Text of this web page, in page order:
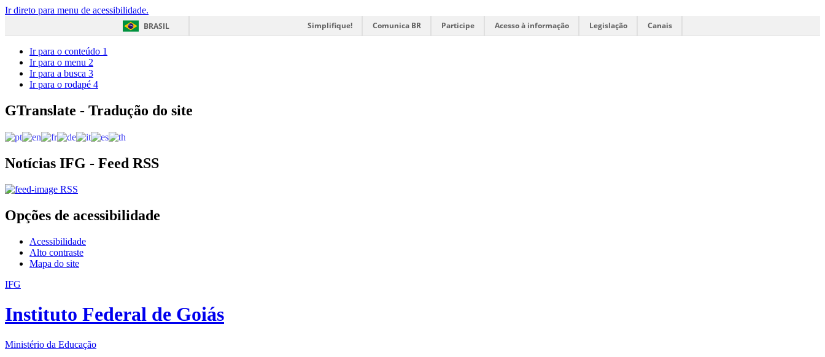
Ir direto para menu de acessibilidade.
BRASIL
Simplifique! Comunica BR Participe Acesso à informação Legislação Canais
Ir para o conteúdo 1
Ir para o menu 2
Ir para a busca 3
Ir para o rodapé 4
GTranslate - Tradução do site
Notícias IFG - Feed RSS
RSS
Opções de acessibilidade
Acessibilidade
Alto contraste
Mapa do site
IFG
Instituto Federal de Goiás
Ministério da Educação